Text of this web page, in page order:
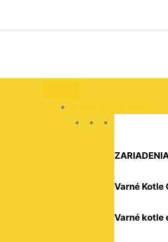
Varné Kotle
Varné kotle
plyn.,
90/80G